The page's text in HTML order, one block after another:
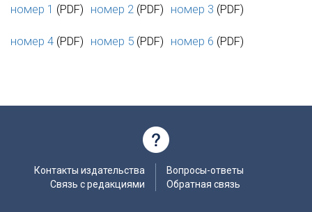
номер 1 (PDF) номер 2 (PDF) номер 3 (PDF)
номер 4 (PDF) номер 5 (PDF) номер 6 (PDF)
Контакты издательства
Связь с редакциями
Вопросы-ответы
Обратная связь